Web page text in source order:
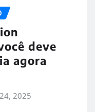
deve
agora
2025